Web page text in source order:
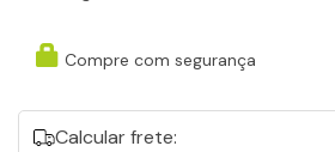
Compre com segurança
Calcular frete: